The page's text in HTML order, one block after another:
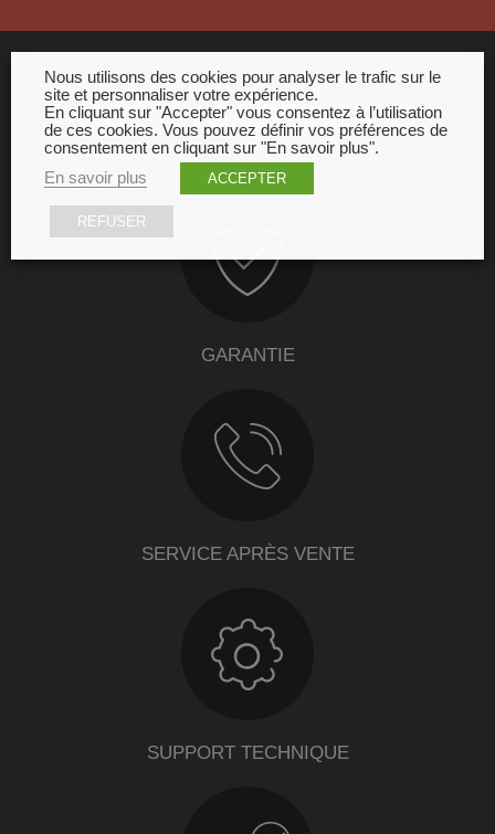
NOS ENGAGEMENTS
GARANTIE
SERVICE APRÈS VENTE
SUPPORT TECHNIQUE
Nous utilisons des cookies pour analyser le trafic sur le
site et personnaliser votre expérience.
En cliquant sur "Accepter" vous consentez à l’utilisation
de ces cookies. Vous pouvez définir vos préférences de
consentement en cliquant sur "En savoir plus".
En savoir plus
ACCEPTER
REFUSER